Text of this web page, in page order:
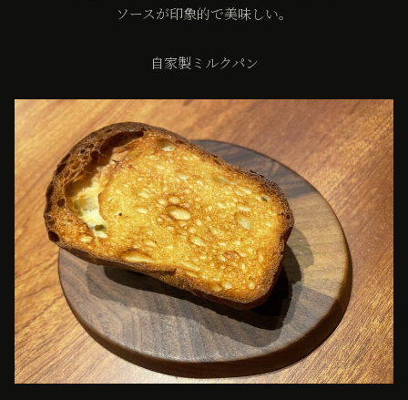
ソースが印象的で美味しい。
自家製ミルクパン